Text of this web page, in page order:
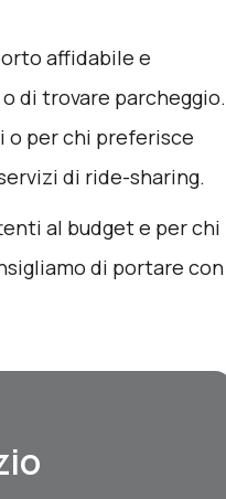
affidabile e
di trovare parcheggio.
o per chi preferisce
di ride-sharing.
al budget e per chi
di portare con